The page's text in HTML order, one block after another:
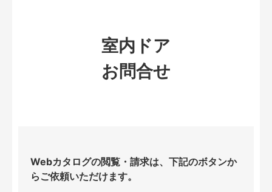
室内ドア
お問合せ
Webカタログの閲覧・請求は、下記のボタンか
らご依頼いただけます。